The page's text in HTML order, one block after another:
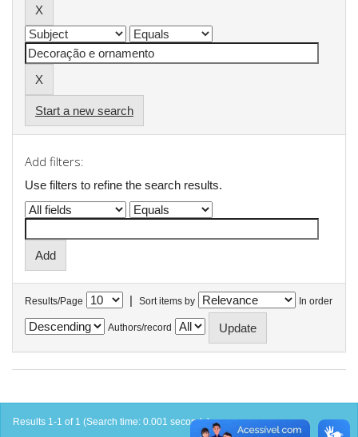
Start a new search
Add filters:
Use filters to refine the search results.
Results/Page | Sort items by In order
Authors/record
Results 1-1 of 1 (Search time: 0.001 seconds).